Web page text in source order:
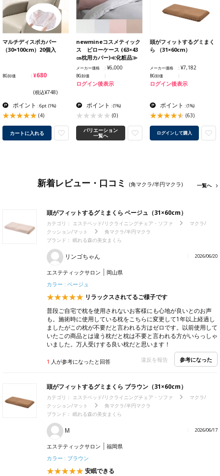
マルチディスポカバー
（30×100cm）20個入
BG卸価 ¥680
(税込¥748)
ポイント : 6pt (1%)
(4)
カートに入れる
newmineコスメティック
ス ピローケース (63×43
㎝枕用カバー)≪化粧品≫
メーカー価格 ¥6,000
BG卸価
ログイン後表示
ポイント :(1%)
(0)
バリエーション
一覧へ
頭がフィットするグミまく
ら （31×60cm）
メーカー価格 ¥7,182
BG卸価
ログイン後表示
ポイント :(1%)
(63)
ログインして購入
新着レビュー・口コミ (角マクラ/半円マクラ) 一覧へ
頭がフィットするグミまくら ベージュ（31×60cm）
カテゴリ： エステベッド/リクライニングチェア・ソファ
マクラ/
クッション/マット
角マクラ/半円マクラ
ブランド： 眠れる森の美女まくら
リンゴちゃん 2026/06/20
エステティックサロン
岡山県
カラー : ベージュ
リラックスされてるご様子です
普段ご自宅で枕を使用されないお客様にも心地が良いとのお声
も。施術時に使用している枕をこちらに変更して1年以上経過し
ましたがこの枕が不要だと言われる方はゼロです。以前使用して
いたこの商品とは違う枕だと枕は不要と言われる方がいらっしゃ
いました。万人受けする良い枕だと思います！
1 人が参考になったと回答 違反を報告 参考になった
頭がフィットするグミまくら ブラウン（31×60cm）
カテゴリ： エステベッド/リクライニングチェア・ソファ
マクラ/
クッション/マット
角マクラ/半円マクラ
ブランド： 眠れる森の美女まくら
M 2026/06/17
エステティックサロン
福岡県
カラー : ブラウン
安眠できる